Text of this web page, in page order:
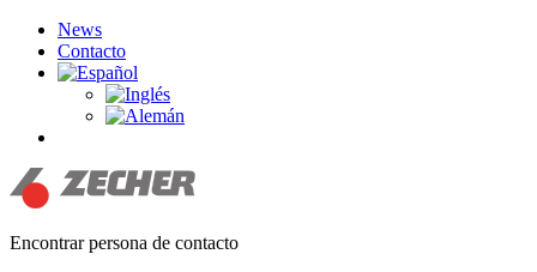
News
Contacto
Encontrar persona de contacto